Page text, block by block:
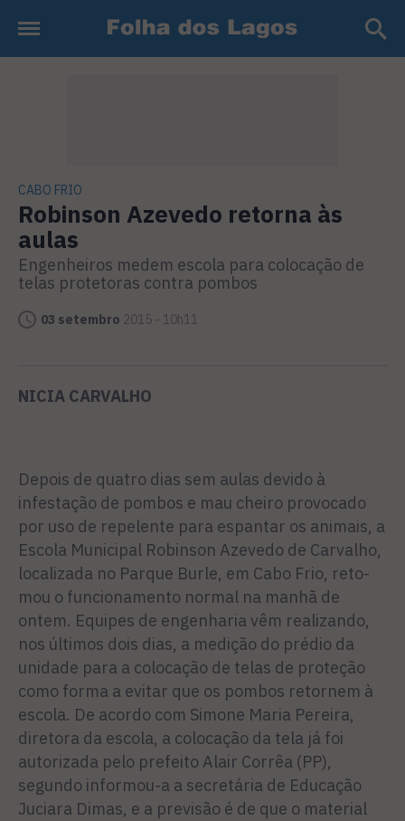
CABO FRIO
Robinson Azevedo retorna às
aulas
Engenheiros medem escola para colocação de
telas protetoras contra pombos
03 setembro 2015 - 10h11
NICIA CARVALHO
Depois de quatro dias sem aulas devido à
infestação de pombos e mau cheiro provo­cado
por uso de repelente para espantar os animais, a
Escola Municipal Robinson Azevedo de Carvalho,
localizada no Par­que Burle, em Cabo Frio, reto­
mou o funcionamento normal na manhã de
ontem. Equipes de engenharia vêm realizando,
nos últimos dois dias, a medi­ção do prédio da
unidade para a colocação de telas de prote­ção
como forma a evitar que os pombos retornem à
escola. De acordo com Simone Maria Pereira,
diretora da escola, a colo­cação da tela já foi
autorizada pelo prefeito Alair Corrêa (PP),
segundo informou-a a secretá­ria de Educação
Juciara Dimas, e a previsão é de que o material